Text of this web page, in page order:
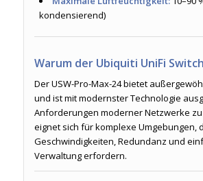
kondensierend)
Warum der Ubiquiti UniFi
Der USW-Pro-Max-24 bietet
und ist mit modernster Technologie
Anforderungen moderner Netzwerke
eignet sich für komplexe Umgebungen,
Geschwindigkeiten, Redundanz und
Verwaltung erfordern.